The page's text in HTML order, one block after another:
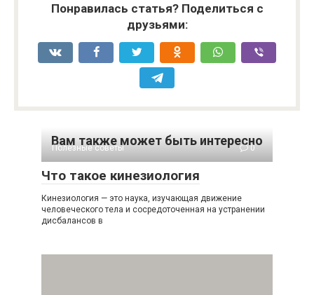
Понравилась статья? Поделиться с
друзьями:
Вам также может быть интересно
Полезные советы 0
Что такое кинезиология
Кинезиология — это наука, изучающая движение
человеческого тела и сосредоточенная на устранении
дисбалансов в